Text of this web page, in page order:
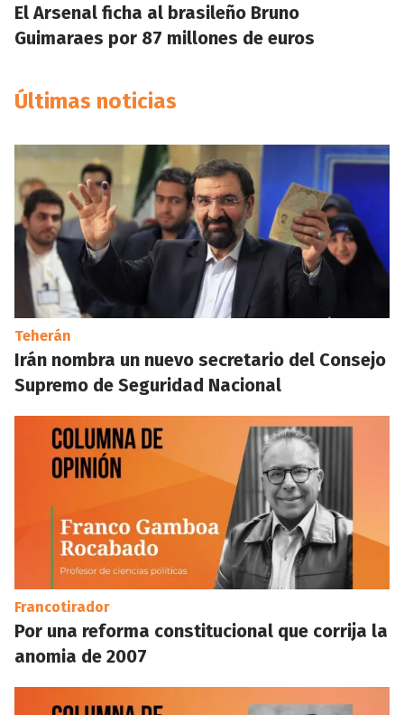
El Arsenal ficha al brasileño Bruno
Guimaraes por 87 millones de euros
Últimas noticias
Teherán
Irán nombra un nuevo secretario del Consejo
Supremo de Seguridad Nacional
Francotirador
Por una reforma constitucional que corrija la
anomia de 2007